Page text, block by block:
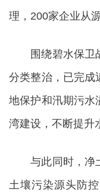
理，200家企业从
围绕碧水保卫战
分类整治，已完成
地保护和汛期污水
湾建设，不断提升
与此同时，净土
土壤污染源头防